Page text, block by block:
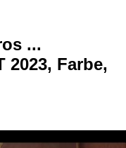
...
2023, Farbe,